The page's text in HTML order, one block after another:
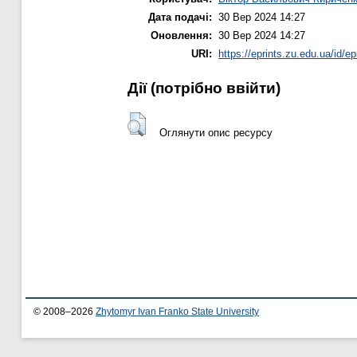
Дата подачі: 30 Вер 2024 14:27
Оновлення: 30 Вер 2024 14:27
URI:
https://eprints.zu.edu.ua/id/
Дії ​​(потрібно ввійти)
Оглянути опис ресурсу
© 2008–2026 Zhytomyr Ivan Franko State University